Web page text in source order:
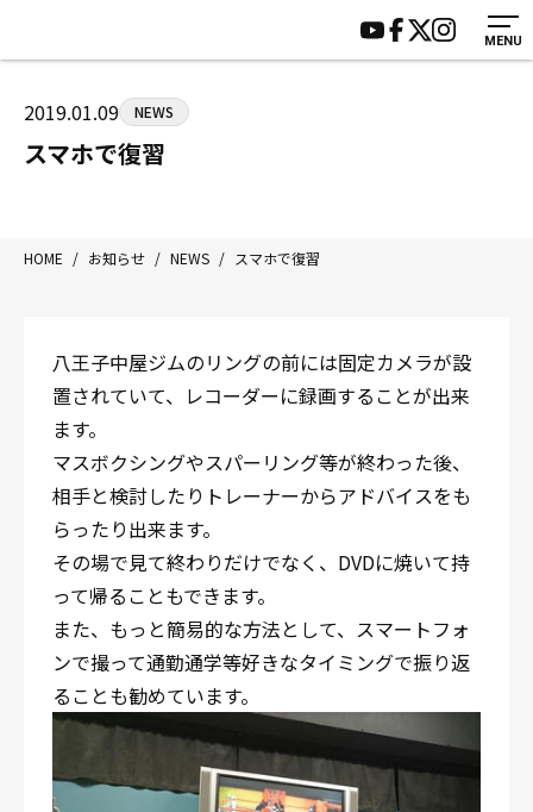
MENU
八王子中屋ボクシングジム
〒192-0072 東京都八王子市南町3-8 第2原嶋ビル1F
営業時間：月〜土 14:00〜22:00 / 日・祝 14:00〜19:00
HOME
ジムについて
トレーニング
入会案内
施設紹介
サポーター募集
2019.01.09 NEWS
スマホで復習
HOME / お知らせ / NEWS / スマホで復習
八王子中屋ジムのリングの前には固定カメラが設
置されていて、レコーダーに録画することが出来
ます。
マスボクシングやスパーリング等が終わった後、
相手と検討したりトレーナーからアドバイスをも
らったり出来ます。
その場で見て終わりだけでなく、DVDに焼いて持
って帰ることもできます。
また、もっと簡易的な方法として、スマートフォ
ンで撮って通勤通学等好きなタイミングで振り返
ることも勧めています。